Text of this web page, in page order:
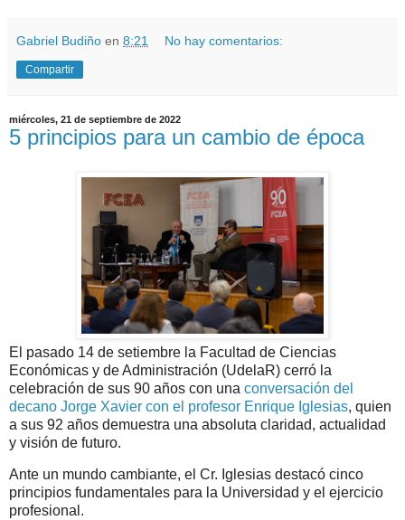
Gabriel Budiño en 8:21 No hay comentarios:
Compartir
miércoles, 21 de septiembre de 2022
5 principios para un cambio de época
El pasado 14 de setiembre la Facultad de Ciencias
Económicas y de Administración (UdelaR) cerró la
celebración de sus 90 años con una conversación del
decano Jorge Xavier con el profesor Enrique Iglesias, quien
a sus 92 años demuestra una absoluta claridad, actualidad
y visión de futuro.
Ante un mundo cambiante, el Cr. Iglesias destacó cinco
principios fundamentales para la Universidad y el ejercicio
profesional.